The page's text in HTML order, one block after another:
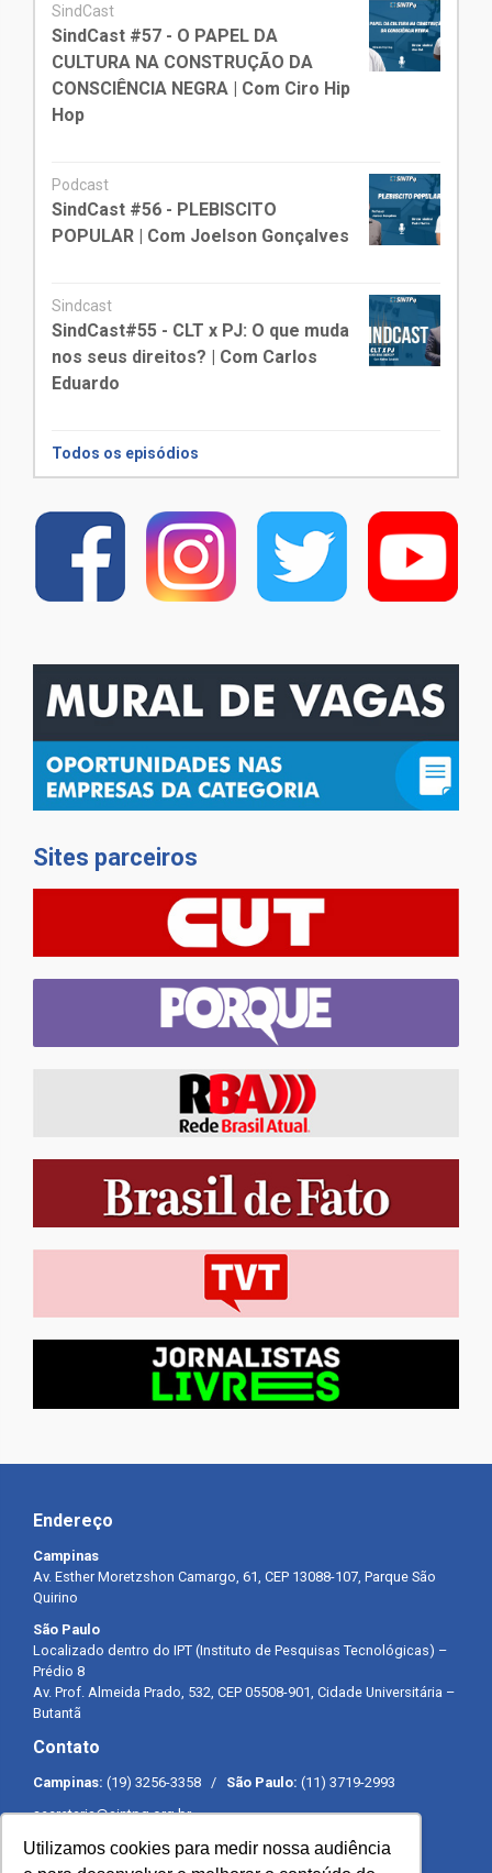
Utilizamos cookies para medir nossa audiência
SindCast
SindCast #57 - O PAPEL DA
CULTURA NA CONSTRUÇÃO DA
CONSCIÊNCIA NEGRA | Com Ciro Hip
Hop
Podcast
SindCast #56 - PLEBISCITO
POPULAR | Com Joelson Gonçalves
Sindcast
SindCast#55 - CLT x PJ: O que muda
nos seus direitos? | Com Carlos
Eduardo
Todos os episódios
Sites parceiros
Endereço
Campinas
Av. Esther Moretzshon Camargo, 61, CEP 13088-107, Parque São
Quirino
São Paulo
Localizado dentro do IPT (Instituto de Pesquisas Tecnológicas) –
Prédio 8
Av. Prof. Almeida Prado, 532, CEP 05508-901, Cidade Universitária –
Butantã
Contato
Campinas: (19) 3256-3358 / São Paulo: (11) 3719-2993
secretaria@sintpq.org.br
Expediente